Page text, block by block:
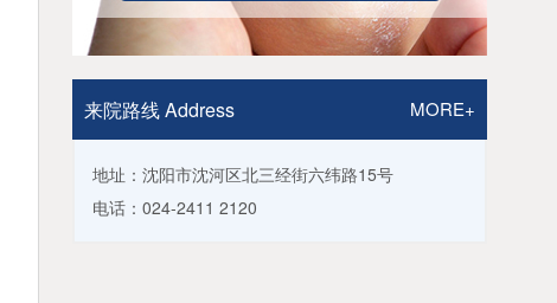
来院路线 Address MORE+
地址：沈阳市沈河区北三经街六纬路15号
电话：024-2411 2120